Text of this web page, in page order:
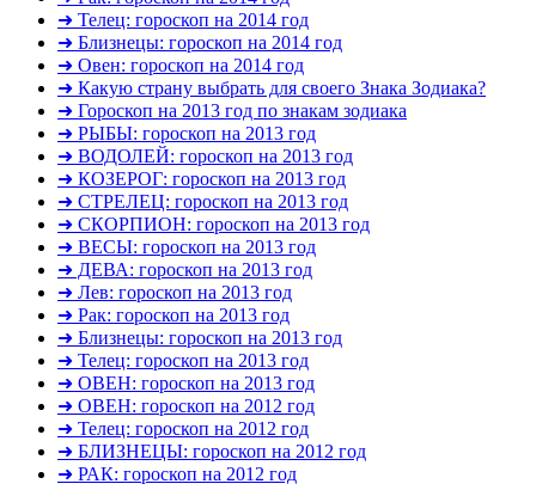
➜ Телец: гороскоп на 2014 год
➜ Близнецы: гороскоп на 2014 год
➜ Овен: гороскоп на 2014 год
➜ Какую страну выбрать для своего Знака Зодиака?
➜ Гороскоп на 2013 год по знакам зодиака
➜ РЫБЫ: гороскоп на 2013 год
➜ ВОДОЛЕЙ: гороскоп на 2013 год
➜ КОЗЕРОГ: гороскоп на 2013 год
➜ СТРЕЛЕЦ: гороскоп на 2013 год
➜ СКОРПИОН: гороскоп на 2013 год
➜ ВЕСЫ: гороскоп на 2013 год
➜ ДЕВА: гороскоп на 2013 год
➜ Лев: гороскоп на 2013 год
➜ Рак: гороскоп на 2013 год
➜ Близнецы: гороскоп на 2013 год
➜ Телец: гороскоп на 2013 год
➜ ОВЕН: гороскоп на 2013 год
➜ ОВЕН: гороскоп на 2012 год
➜ Телец: гороскоп на 2012 год
➜ БЛИЗНЕЦЫ: гороскоп на 2012 год
➜ РАК: гороскоп на 2012 год